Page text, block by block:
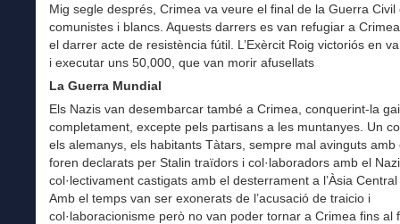
Mig segle després, Crimea va veure el final de la Guerra Civil
comunistes i blancs. Aquests darrers es van refugiar a
el darrer acte de resistència fútil. L’Exèrcit Roig victoriós en
i executar uns 50,000, que van morir afusellats
La Guerra Mundial
Els Nazis van desembarcar també a Crimea, conquerint-la
completament, excepte pels partisans a les muntanyes. Un
els alemanys, els habitants Tàtars, sempre mal avinguts amb
foren declarats per Stalin traïdors i col·laboradors amb el
col·lectivament castigats amb el desterrament a l’Àsia
Amb el temps van ser exonerats de l’acusació de traicio i
col·laboracionisme però no van poder tornar a Crimea fins al